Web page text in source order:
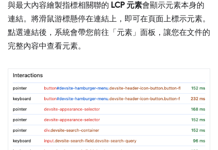
與最大內容繪製指標相關聯的 LCP 元素會顯示元素本身的
連結。將滑鼠游標懸停在連結上，即可在頁面上標示元素。
點選連結後，系統會帶您前往「元素」面板，讓您在文件的
完整內容中查看元素。